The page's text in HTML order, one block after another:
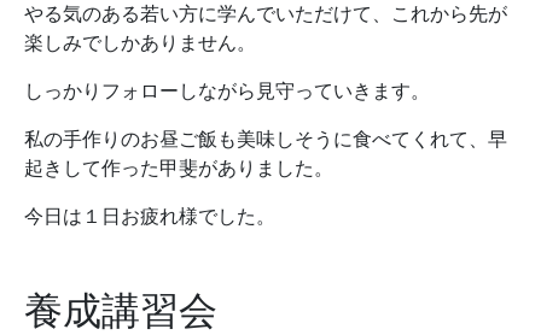
やる気のある若い方に学んでいただけて、これから先が
楽しみでしかありません。
しっかりフォローしながら見守っていきます。
私の手作りのお昼ご飯も美味しそうに食べてくれて、早
起きして作った甲斐がありました。
今日は１日お疲れ様でした。
養成講習会